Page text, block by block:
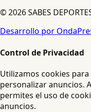
© 2026 SABES
Desarrollo por
Control de Privacidad
Utilizamos cookies
personalizar anuncios.
permites el uso de
anuncios.